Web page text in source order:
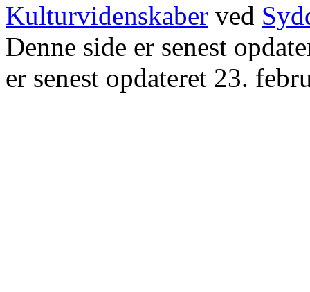
Kulturvidenskaber ved
Denne side er senest
er senest opdateret 23.